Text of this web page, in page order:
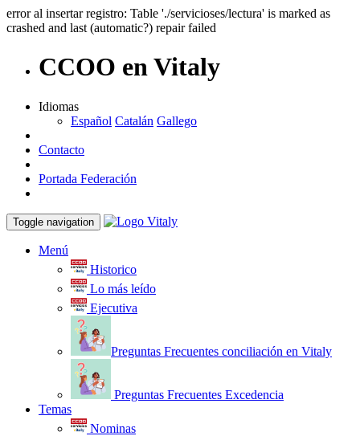
error al insertar registro: Table './servicioses/lectura' is marked as
crashed and last (automatic?) repair failed
CCOO en Vitaly
Idiomas
Español Catalán Gallego
Contacto
Portada Federación
Toggle navigation
Menú
Historico
Lo más leído
Ejecutiva
Preguntas Frecuentes conciliación en Vitaly
Preguntas Frecuentes Excedencia
Temas
Nominas